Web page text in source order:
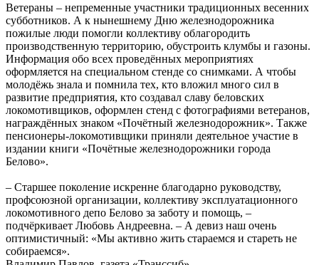
Ветераны – непременные участники традиционных весенних
субботников. А к нынешнему Дню железнодорожника
пожилые люди помогли коллективу облагородить
производственную территорию, обустроить клумбы и газоны.
Информация обо всех проведённых мероприятиях
оформляется на специальном стенде со снимками. А чтобы
молодёжь знала и помнила тех, кто вложил много сил в
развитие предприятия, кто создавал славу беловских
локомотивщиков, оформлен стенд с фотографиями ветеранов,
награждённых знаком «Почётный железнодорожник». Также
пенсионеры-локомотивщики приняли деятельное участие в
издании книги «Почётные железнодорожники города
Белово».
– Старшее поколение искренне благодарно руководству,
профсоюзной организации, коллективу эксплуатационного
локомотивного депо Белово за заботу и помощь, –
подчёркивает Любовь Андреевна. – А девиз наш очень
оптимистичный: «Мы активно жить стараемся и стареть не
собираемся».